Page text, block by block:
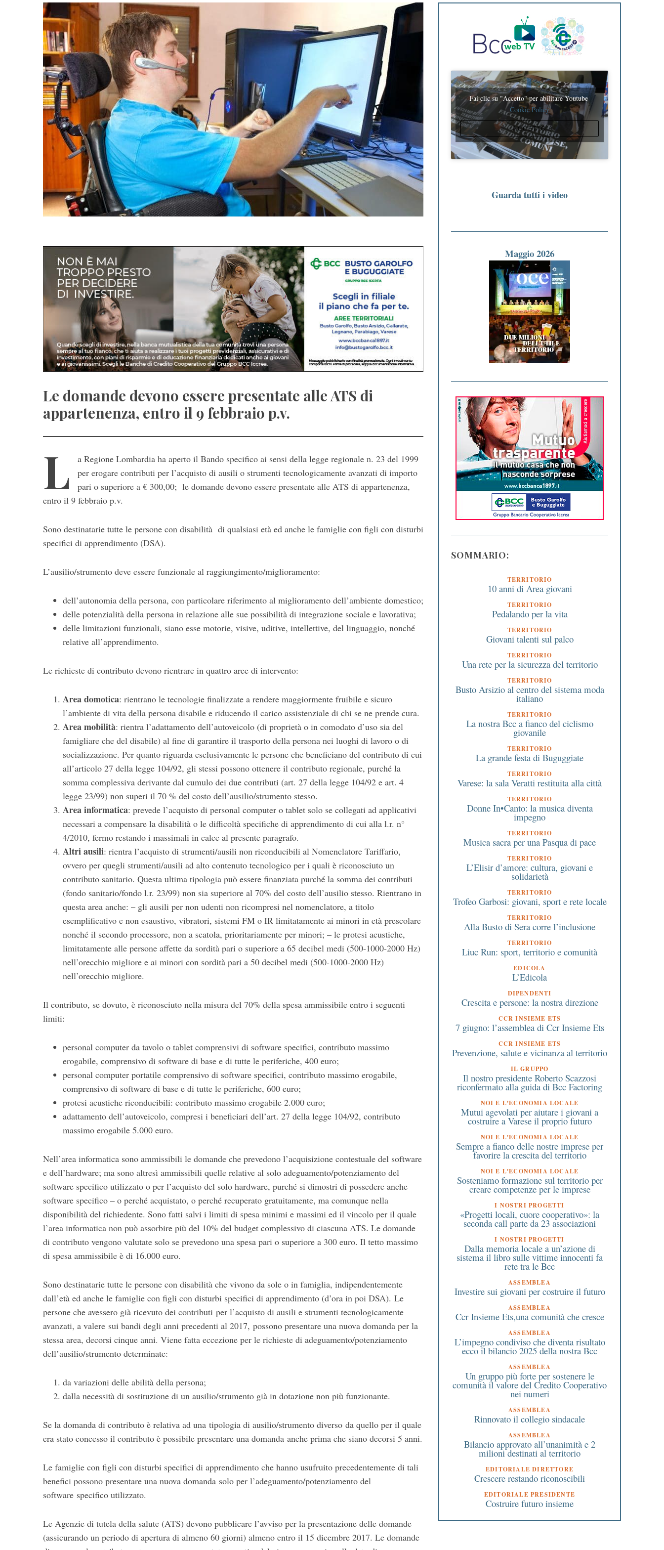
Le domande devono essere presentate alle ATS di
appartenenza, entro il 9 febbraio p.v.
L
a Regione Lombardia ha aperto il Bando specifico ai sensi della legge regionale n. 23 del 1999
per erogare contributi per l’acquisto di ausili o strumenti tecnologicamente avanzati di importo
pari o superiore a € 300,00; le domande devono essere presentate alle ATS di appartenenza,
entro il 9 febbraio p.v.
Sono destinatarie tutte le persone con disabilità di qualsiasi età ed anche le famiglie con figli con disturbi
specifici di apprendimento (DSA).
L’ausilio/strumento deve essere funzionale al raggiungimento/miglioramento:
dell’autonomia della persona, con particolare riferimento al miglioramento dell’ambiente domestico;
delle potenzialità della persona in relazione alle sue possibilità di integrazione sociale e lavorativa;
delle limitazioni funzionali, siano esse motorie, visive, uditive, intellettive, del linguaggio, nonché
relative all’apprendimento.
Le richieste di contributo devono rientrare in quattro aree di intervento:
Area domotica: rientrano le tecnologie finalizzate a rendere maggiormente fruibile e sicuro
l’ambiente di vita della persona disabile e riducendo il carico assistenziale di chi se ne prende cura.
Area mobilità: rientra l’adattamento dell’autoveicolo (di proprietà o in comodato d’uso sia del
famigliare che del disabile) al fine di garantire il trasporto della persona nei luoghi di lavoro o di
socializzazione. Per quanto riguarda esclusivamente le persone che beneficiano del contributo di cui
all’articolo 27 della legge 104/92, gli stessi possono ottenere il contributo regionale, purché la
somma complessiva derivante dal cumulo dei due contributi (art. 27 della legge 104/92 e art. 4
legge 23/99) non superi il 70 % del costo dell’ausilio/strumento stesso.
Area informatica: prevede l’acquisto di personal computer o tablet solo se collegati ad applicativi
necessari a compensare la disabilità o le difficoltà specifiche di apprendimento di cui alla l.r. n°
4/2010, fermo restando i massimali in calce al presente paragrafo.
Altri ausili: rientra l’acquisto di strumenti/ausili non riconducibili al Nomenclatore Tariffario,
ovvero per quegli strumenti/ausili ad alto contenuto tecnologico per i quali è riconosciuto un
contributo sanitario. Questa ultima tipologia può essere finanziata purché la somma dei contributi
(fondo sanitario/fondo l.r. 23/99) non sia superiore al 70% del costo dell’ausilio stesso. Rientrano in
questa area anche: – gli ausili per non udenti non ricompresi nel nomenclatore, a titolo
esemplificativo e non esaustivo, vibratori, sistemi FM o IR limitatamente ai minori in età prescolare
nonché il secondo processore, non a scatola, prioritariamente per minori; – le protesi acustiche,
limitatamente alle persone affette da sordità pari o superiore a 65 decibel medi (500-1000-2000 Hz)
nell’orecchio migliore e ai minori con sordità pari a 50 decibel medi (500-1000-2000 Hz)
nell’orecchio migliore.
Il contributo, se dovuto, è riconosciuto nella misura del 70% della spesa ammissibile entro i seguenti
limiti:
personal computer da tavolo o tablet comprensivi di software specifici, contributo massimo
erogabile, comprensivo di software di base e di tutte le periferiche, 400 euro;
personal computer portatile comprensivo di software specifici, contributo massimo erogabile,
comprensivo di software di base e di tutte le periferiche, 600 euro;
protesi acustiche riconducibili: contributo massimo erogabile 2.000 euro;
adattamento dell’autoveicolo, compresi i beneficiari dell’art. 27 della legge 104/92, contributo
massimo erogabile 5.000 euro.
Nell’area informatica sono ammissibili le domande che prevedono l’acquisizione contestuale del software
e dell’hardware; ma sono altresì ammissibili quelle relative al solo adeguamento/potenziamento del
software specifico utilizzato o per l’acquisto del solo hardware, purché si dimostri di possedere anche
software specifico – o perché acquistato, o perché recuperato gratuitamente, ma comunque nella
disponibilità del richiedente. Sono fatti salvi i limiti di spesa minimi e massimi ed il vincolo per il quale
l’area informatica non può assorbire più del 10% del budget complessivo di ciascuna ATS. Le domande
di contributo vengono valutate solo se prevedono una spesa pari o superiore a 300 euro. Il tetto massimo
di spesa ammissibile è di 16.000 euro.
Sono destinatarie tutte le persone con disabilità che vivono da sole o in famiglia, indipendentemente
dall’età ed anche le famiglie con figli con disturbi specifici di apprendimento (d’ora in poi DSA). Le
persone che avessero già ricevuto dei contributi per l’acquisto di ausili e strumenti tecnologicamente
avanzati, a valere sui bandi degli anni precedenti al 2017, possono presentare una nuova domanda per la
stessa area, decorsi cinque anni. Viene fatta eccezione per le richieste di adeguamento/potenziamento
dell’ausilio/strumento determinate:
da variazioni delle abilità della persona;
dalla necessità di sostituzione di un ausilio/strumento già in dotazione non più funzionante.
Se la domanda di contributo è relativa ad una tipologia di ausilio/strumento diverso da quello per il quale
era stato concesso il contributo è possibile presentare una domanda anche prima che siano decorsi 5 anni.
Le famiglie con figli con disturbi specifici di apprendimento che hanno usufruito precedentemente di tali
benefici possono presentare una nuova domanda solo per l’adeguamento/potenziamento del
software specifico utilizzato.
Le Agenzie di tutela della salute (ATS) devono pubblicare l’avviso per la presentazione delle domande
(assicurando un periodo di apertura di almeno 60 giorni) almeno entro il 15 dicembre 2017. Le domande
Fai clic su "Accetto" per abilitare Youtube
Cookie Policy
ACCETTO
Guarda tutti i video
Maggio 2026
SOMMARIO:
TERRITORIO
10 anni di Area giovani
TERRITORIO
Pedalando per la vita
TERRITORIO
Giovani talenti sul palco
TERRITORIO
Una rete per la sicurezza del territorio
TERRITORIO
Busto Arsizio al centro del sistema moda
italiano
TERRITORIO
La nostra Bcc a fianco del ciclismo
giovanile
TERRITORIO
La grande festa di Buguggiate
TERRITORIO
Varese: la sala Veratti restituita alla città
TERRITORIO
Donne In•Canto: la musica diventa
impegno
TERRITORIO
Musica sacra per una Pasqua di pace
TERRITORIO
L’Elisir d’amore: cultura, giovani e
solidarietà
TERRITORIO
Trofeo Garbosi: giovani, sport e rete locale
TERRITORIO
Alla Busto di Sera corre l’inclusione
TERRITORIO
Liuc Run: sport, territorio e comunità
EDICOLA
L’Edicola
DIPENDENTI
Crescita e persone: la nostra direzione
CCR INSIEME ETS
7 giugno: l’assemblea di Ccr Insieme Ets
CCR INSIEME ETS
Prevenzione, salute e vicinanza al territorio
IL GRUPPO
Il nostro presidente Roberto Scazzosi
riconfermato alla guida di Bcc Factoring
NOI E L'ECONOMIA LOCALE
Mutui agevolati per aiutare i giovani a
costruire a Varese il proprio futuro
NOI E L'ECONOMIA LOCALE
Sempre a fianco delle nostre imprese per
favorire la crescita del territorio
NOI E L'ECONOMIA LOCALE
Sosteniamo formazione sul territorio per
creare competenze per le imprese
I NOSTRI PROGETTI
«Progetti locali, cuore cooperativo»: la
seconda call parte da 23 associazioni
I NOSTRI PROGETTI
Dalla memoria locale a un’azione di
sistema il libro sulle vittime innocenti fa
rete tra le Bcc
ASSEMBLEA
Investire sui giovani per costruire il futuro
ASSEMBLEA
Ccr Insieme Ets,una comunità che cresce
ASSEMBLEA
L’impegno condiviso che diventa risultato
ecco il bilancio 2025 della nostra Bcc
ASSEMBLEA
Un gruppo più forte per sostenere le
comunità il valore del Credito Cooperativo
nei numeri
ASSEMBLEA
Rinnovato il collegio sindacale
ASSEMBLEA
Bilancio approvato all’unanimità e 2
milioni destinati al territorio
EDITORIALE DIRETTORE
Crescere restando riconoscibili
EDITORIALE PRESIDENTE
Costruire futuro insieme
e
a
r
c
f
o
r
: